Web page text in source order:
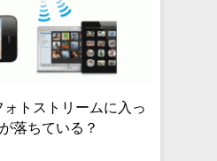
トストリームに入っ
落ちている？